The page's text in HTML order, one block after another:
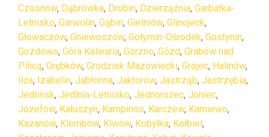
Czosnów, Dąbrówka, Drobin, Dzierzążnia, Garbatka-
Letnisko, Garwolin, Gąbin, Gielniów, Glinojeck,
Głowaczów, Gniewoszów, Gołymin-Ośrodek, Gostynin,
Gozdowo, Góra Kalwaria, Górzno, Gózd, Grabów nad
Pilicą, Grębków, Grodzisk Mazowiecki, Grójec, Halinów,
Iłża, Izabelin, Jabłonna, Jaktorów, Jastrząb, Jastrzębia,
Jedlińsk, Jedlnia-Letnisko, Jednorożec, Joniec,
Józefów, Kałuszyn, Kampinos, Karczew, Karniewo,
Kazanów, Klembów, Klwów, Kobyłka, Kołbiel,